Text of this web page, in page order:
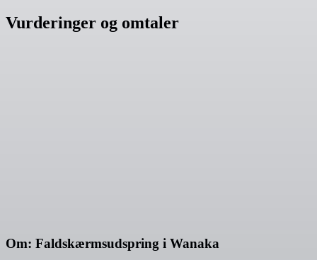
Vurderinger og omtaler
Om: Faldskærmsudspring i Wanaka